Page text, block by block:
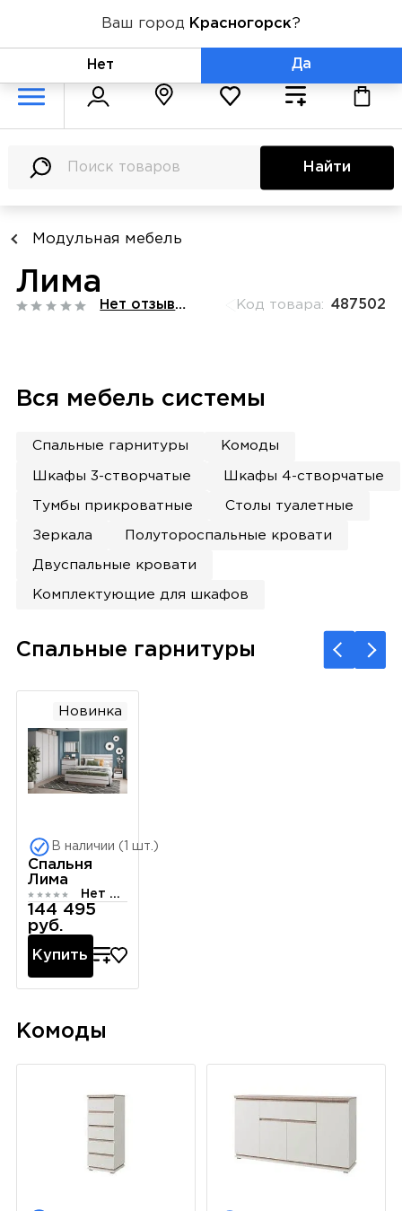
+7 (800) 775-71-06
Найти
Модульная мебель
Лима
Код товара: 487502
Нет отзывов
Вся мебель системы
Спальные гарнитуры Комоды
Шкафы 3-створчатые Шкафы 4-створчатые
Тумбы прикроватные Столы туалетные
Зеркала Полутороспальные кровати
Двуспальные кровати
Комплектующие для шкафов
Спальные гарнитуры
Новинка
В наличии (1 шт.)
Спальня
Лима
Нет отзывов
144 495
руб.
Купить
Комоды
Ваш город Красногорск?
Нет Да